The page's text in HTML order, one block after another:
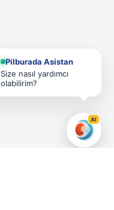
Pilburada Asistan
Size nasıl yardımcı
olabilirim?
AI